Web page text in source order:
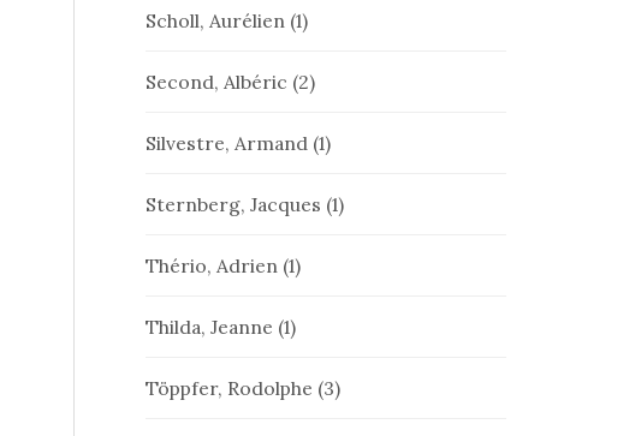
Scholl, Aurélien (1)
Second, Albéric (2)
Silvestre, Armand (1)
Sternberg, Jacques (1)
Thério, Adrien (1)
Thilda, Jeanne (1)
Töppfer, Rodolphe (3)